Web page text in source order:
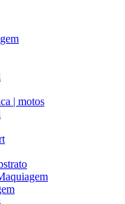
| motos